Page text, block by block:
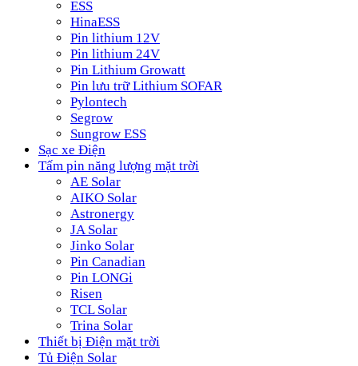
ESS
HinaESS
Pin lithium 12V
Pin lithium 24V
Pin Lithium Growatt
Pin lưu trữ Lithium SOFAR
Pylontech
Segrow
Sungrow ESS
Sạc xe Điện
Tấm pin năng lượng mặt trời
AE Solar
AIKO Solar
Astronergy
JA Solar
Jinko Solar
Pin Canadian
Pin LONGi
Risen
TCL Solar
Trina Solar
Thiết bị Điện mặt trời
Tủ Điện Solar